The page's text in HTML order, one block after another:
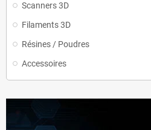
Scanners 3D
Filaments 3D
Résines / Poudres
Accessoires